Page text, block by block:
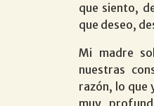
que siento,
que deseo,
Mi madre
nuestras
razón, lo que